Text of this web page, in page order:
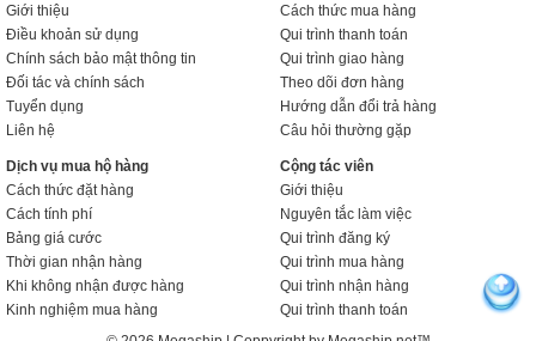
Giới thiệu
Điều khoản sử dụng
Chính sách bảo mật thông tin
Đối tác và chính sách
Tuyển dụng
Liên hệ
Cách thức mua hàng
Qui trình thanh toán
Qui trình giao hàng
Theo dõi đơn hàng
Hướng dẫn đổi trả hàng
Câu hỏi thường gặp
Dịch vụ mua hộ hàng
Cách thức đặt hàng
Cách tính phí
Bảng giá cước
Thời gian nhận hàng
Khi không nhận được hàng
Kinh nghiệm mua hàng
Cộng tác viên
Giới thiệu
Nguyên tắc làm việc
Qui trình đăng ký
Qui trình mua hàng
Qui trình nhận hàng
Qui trình thanh toán